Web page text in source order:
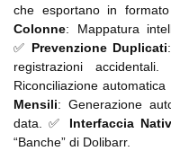
che esportano in
Colonne: Mappatura
✅ Prevenzione Duplicati
registrazioni
Riconciliazione
Mensili: Generazione
data. ✅ Interfaccia
“Banche” di Dolibarr.